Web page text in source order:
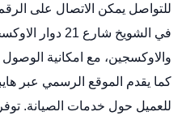
في الشويخ شارع
والاوكسجين، مع امكانية الوصول
كما يقدم الموقع الرسمي عبر
للعميل حول خدمات الصيانة.